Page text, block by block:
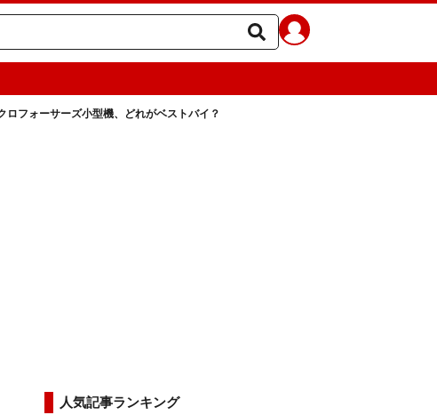
ロフォーサーズ小型機、どれがベストバイ？
人気記事ランキング